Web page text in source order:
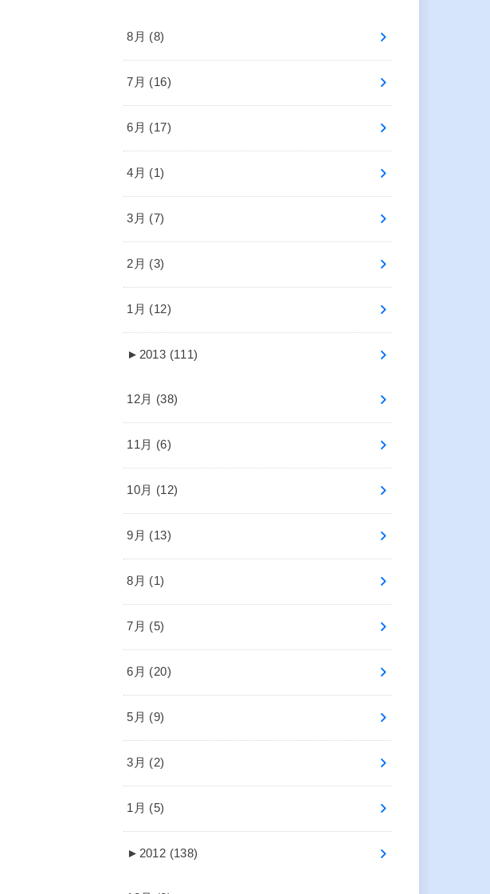
8月 (8)
7月 (16)
6月 (17)
4月 (1)
3月 (7)
2月 (3)
1月 (12)
► 2013 (111)
12月 (38)
11月 (6)
10月 (12)
9月 (13)
8月 (1)
7月 (5)
6月 (20)
5月 (9)
3月 (2)
1月 (5)
► 2012 (138)